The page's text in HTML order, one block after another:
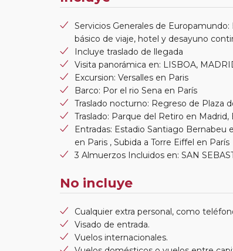
Servicios Generales de
básico de viaje, hotel y desayuno
Incluye traslado de llegada
Visita panorámica en: LISBOA,
Excursion: Versalles en Paris
Barco: Por el rio Sena en París
Traslado nocturno: Regreso de Plaza
Traslado: Parque del Retiro en
Entradas: Estadio Santiago Bernabeu
en Paris , Subida a Torre Eiffel en París
3 Almuerzos Incluidos en: SAN
No incluye
Cualquier extra personal, como
Visado de entrada.
Vuelos internacionales.